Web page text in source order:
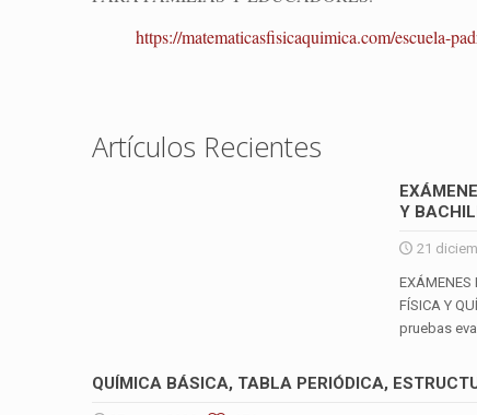
https://matematicasfisicaquimica.com/escuela-
Artículos Recientes
Y
21
EXÁMENES
FÍSICA Y
pruebas
QUÍMICA BÁSICA, TABLA PERIÓDICA,